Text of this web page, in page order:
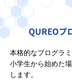
QUREOプ
本格的なプログラ
小学生から始めた
します。